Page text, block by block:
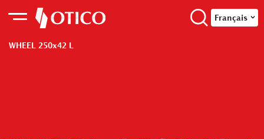
Français
WHEEL 250x42 L